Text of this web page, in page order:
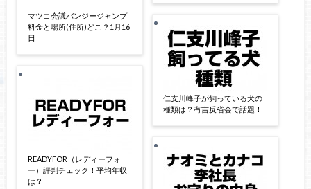
マツコ会議バンジージャンプ
料金と場所(住所)どこ？1月16
日
READYFOR（レディーフォ
ー）評判チェック！平均年収
は？
仁支川峰子が飼っている犬の
種類は？有吉反省会で話題！